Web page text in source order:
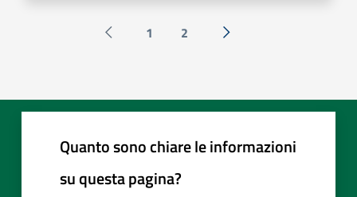
Pagina precedente
1 2
Successiva »
Quanto sono chiare le informazioni
su questa pagina?